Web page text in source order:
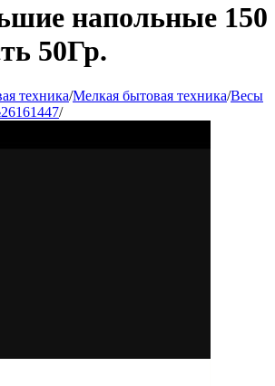
напольные 150
50Гр.
техника/Мелкая бытовая техника/Весы
/